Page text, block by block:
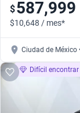
$587,999
$10,648 / mes*
Ciudad de México
Difícil encontrar